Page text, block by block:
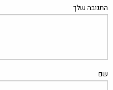
התגובה שלך
שם